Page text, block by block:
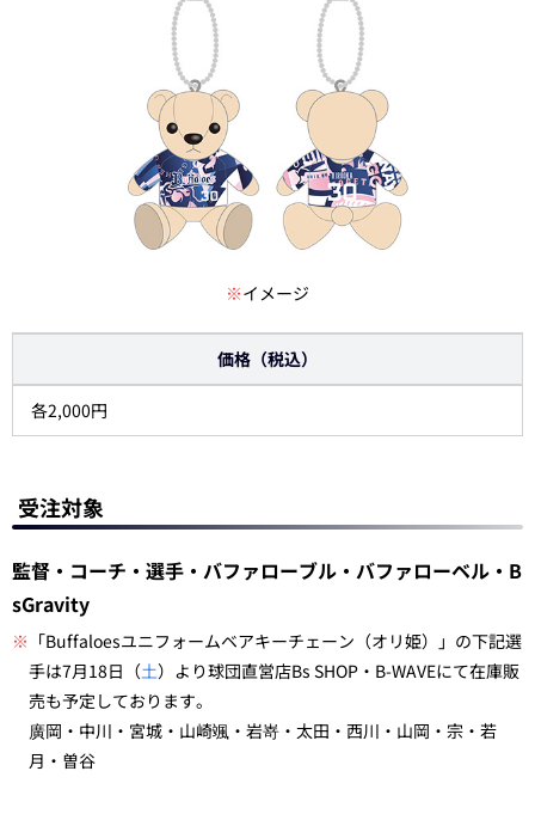
※イメージ
価格（税込）
各2,000円
受注対象
監督・コーチ・選手・バファローブル・バファローベル・B
sGravity
※ 「Buffaloesユニフォームベアキーチェーン（オリ姫）」の下記選
手は7月18日（土）より球団直営店Bs SHOP・B-WAVEにて在庫販
売も予定しております。
廣岡・中川・宮城・山崎颯・岩嵜・太田・西川・山岡・宗・若
月・曽谷